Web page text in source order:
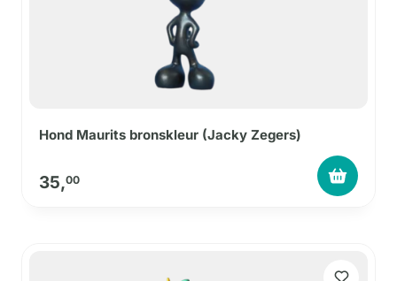
Hond Maurits bronskleur (Jacky Zegers)
35,00